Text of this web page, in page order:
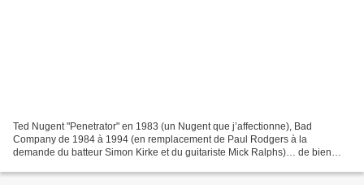
Ted Nugent "Penetrator" en 1983 (un Nugent que j’affectionne), Bad
Company de 1984 à 1994 (en remplacement de Paul Rodgers à la
demande du batteur Simon Kirke et du guitariste Mick Ralphs)… de bien